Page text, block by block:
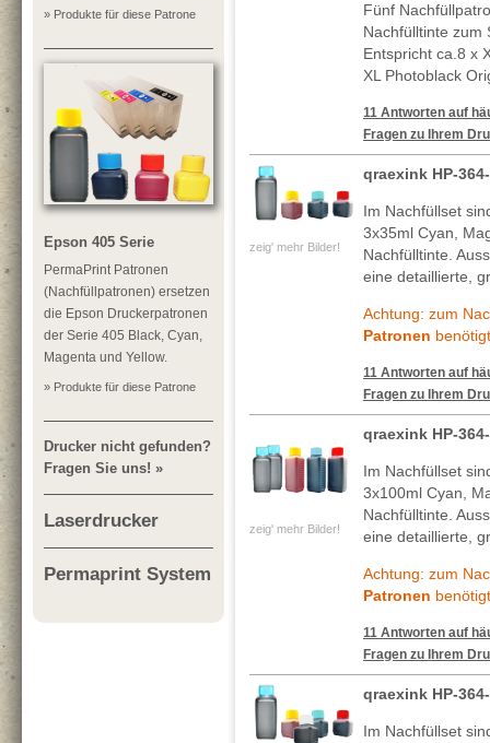
» Produkte für diese Patrone
Epson 405 Serie
PermaPrint Patronen
(Nachfüllpatronen) ersetzen
die Epson Druckerpatronen
der Serie 405 Black, Cyan,
Magenta und Yellow.
» Produkte für diese Patrone
Drucker nicht gefunden?
Fragen Sie uns! »
Laserdrucker
Permaprint System
Fünf
Nachfülltinte zum
Entspricht ca.8 x
XL Photoblack
11 Antworten auf
Fragen zu Ihrem
zeig' mehr Bilder!
qraexink HP-
Im Nachfüllset
3x35ml Cyan,
Nachfülltinte.
eine detaillierte,
Achtung: zum
Patronen
11 Antworten auf
Fragen zu Ihrem
zeig' mehr Bilder!
qraexink HP-
Im Nachfüllset
3x100ml Cyan,
Nachfülltinte.
eine detaillierte,
Achtung: zum
Patronen
11 Antworten auf
Fragen zu Ihrem
qraexink HP-
Im Nachfüllset